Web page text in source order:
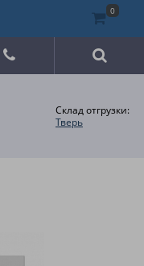
Склад отгрузки:
Тверь
0